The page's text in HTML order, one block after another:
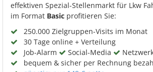
effektiven Spezial-Stellenmarkt für Lkw
im Format Basic profitieren Sie:
250.000 Zielgruppen-Visits im Monat
30 Tage online + Verteilung
Job-Alarm
Social-Media
bequem & sicher per Rechnung